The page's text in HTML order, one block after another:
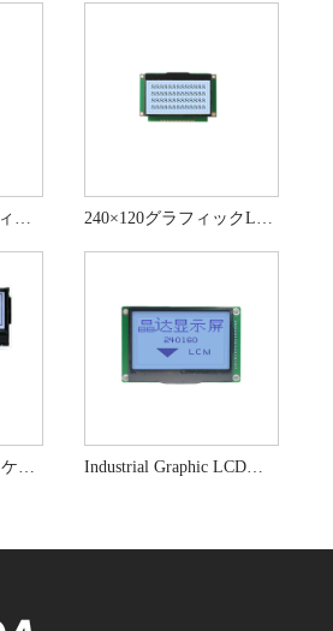
160×160 モノクロディスプレイ グラフィック FSTN LCD ディスプレイ 240×120グラフィックLCDディスプレイFSTNポジティブLCDモジュール
128×32産業用アプリケーション用のグラフィックLCDディスプレイモジュール Industrial Graphic LCDディスプレイFSTNポジティブトランスフレクトモード